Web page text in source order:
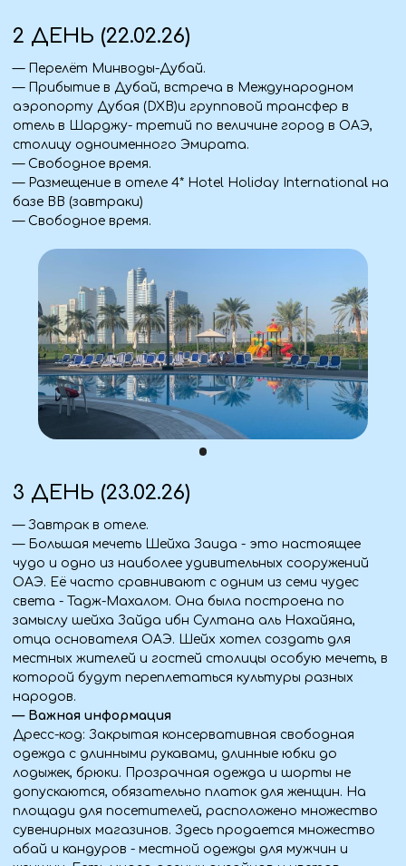
— Выезд на экскурсию в Дубай ️
— Обзорная экскурсия по Дубаю.
подъем на смотровую площадку Palm View
морская прогулка по Дубай Марине на лодке доу с
УЖИНОМ (входит в стоимость), фотостоп у
отеля Парус (Бурж Аль Араб), вид на Атлантис,
пальмовый остров
Дубай молл
Аквариум в Дубай Молле (осмотр снаружи)
Бурж Халифа (осмотр снаружи)
поющие Фонтаны.
4 ДЕНЬ (24.02.26)
которой будут переплетаться культуры разных
народов.
— Важная информация
Дресс-код: Закрытая консервативная свободная
одежда с длинными рукавами, длинные юбки до
лодыжек, брюки. Прозрачная одежда и шорты не
допускаются, обязательно платок для женщин. На
площади для посетителей, расположено множество
сувенирных магазинов. Здесь продается множество
абай и кандуров - местной одежды для мужчин и
женщин. Есть много разных дизайнов и цветов,
некоторые варианты стоят всего 50 дирхамов (14
долларов), и они являются отличным сувениром. Не
говоря уже о том, что в местной одежде можно
сделать потрясающие фотографии на фоне мечети. ️️
— Обедпо системе «все включено». Блюда найдутся на
любой вкус: шведский стол. ️Королевский дворец Каср